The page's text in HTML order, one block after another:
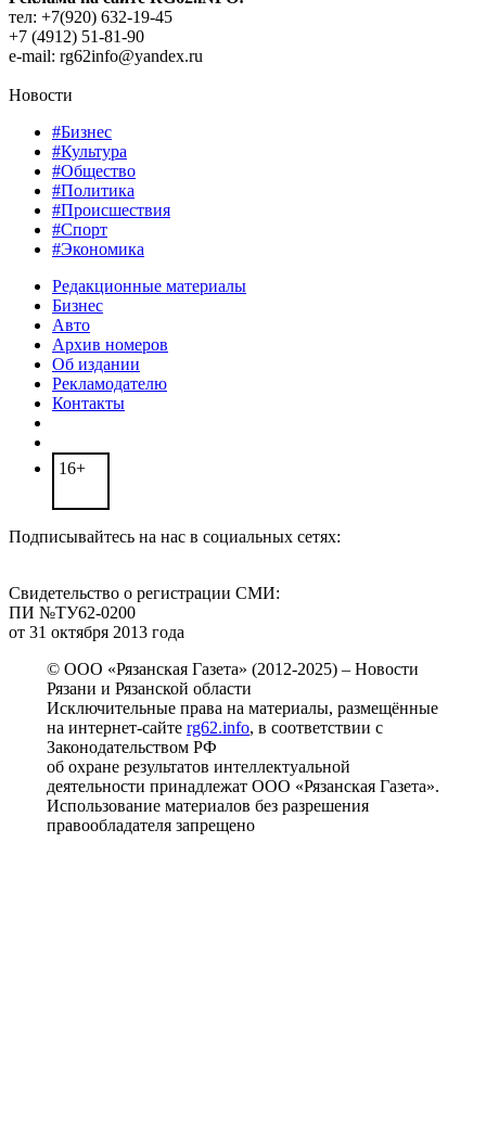
тел: +7(920) 632-19-45
+7 (4912) 51-81-90
e-mail: rg62info@yandex.ru
Новости
#Бизнес
#Культура
#Общество
#Политика
#Происшествия
#Спорт
#Экономика
Редакционные материалы
Бизнес
Авто
Архив номеров
Об издании
Рекламодателю
Контакты
16+
Подписывайтесь на нас в социальных сетях:
Свидетельство о регистрации СМИ:
ПИ №ТУ62-0200
от 31 октября 2013 года
© ООО «Рязанская Газета» (2012-2025) – Новости
Рязани и Рязанской области
Исключительные права на материалы, размещённые
на интернет-сайте rg62.info, в соответствии с
Законодательством РФ
об охране результатов интеллектуальной
деятельности принадлежат ООО «Рязанская Газета».
Использование материалов без разрешения
правообладателя запрещено